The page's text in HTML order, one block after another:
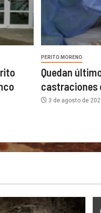
PERITO MORENO
Quedan
castraciones
3 de agosto de